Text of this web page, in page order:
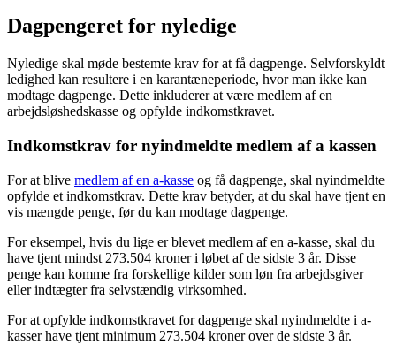
Dagpengeret for nyledige
Nyledige skal møde bestemte krav for at få dagpenge. Selvforskyldt
ledighed kan resultere i en karantæneperiode, hvor man ikke kan
modtage dagpenge. Dette inkluderer at være medlem af en
arbejdsløshedskasse og opfylde indkomstkravet.
Indkomstkrav for nyindmeldte medlem af a kassen
For at blive medlem af en a-kasse og få dagpenge, skal nyindmeldte
opfylde et indkomstkrav. Dette krav betyder, at du skal have tjent en
vis mængde penge, før du kan modtage dagpenge.
For eksempel, hvis du lige er blevet medlem af en a-kasse, skal du
have tjent mindst 273.504 kroner i løbet af de sidste 3 år. Disse
penge kan komme fra forskellige kilder som løn fra arbejdsgiver
eller indtægter fra selvstændig virksomhed.
For at opfylde indkomstkravet for dagpenge skal nyindmeldte i a-
kasser have tjent minimum 273.504 kroner over de sidste 3 år.